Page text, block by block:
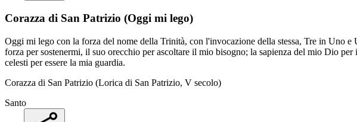
Corazza di San Patrizio (Oggi mi lego)
Oggi mi lego con la forza del nome della Trinità, con l'invocazione della stessa, Tre in Uno
forza per sostenermi, il suo orecchio per ascoltare il mio bisogno; la sapienza del mio Dio
celesti per essere la mia guardia.
Corazza di San Patrizio (Lorica di San Patrizio, V secolo)
Santo